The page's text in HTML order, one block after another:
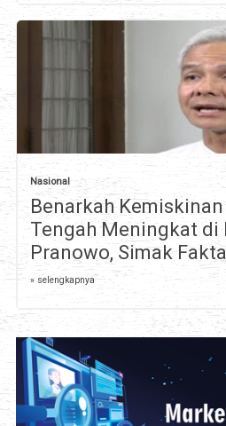
Nasional
Benarkah
Tengah Meningkat di
Pranowo, Simak
» selengkapnya